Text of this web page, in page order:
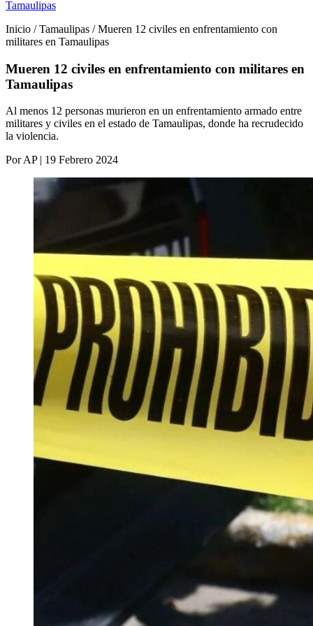
Tamaulipas
Inicio / Tamaulipas / Mueren 12 civiles en enfrentamiento con
militares en Tamaulipas
Mueren 12 civiles en enfrentamiento con militares en
Tamaulipas
Al menos 12 personas murieron en un enfrentamiento armado entre
militares y civiles en el estado de Tamaulipas, donde ha recrudecido
la violencia.
Por AP | 19 Febrero 2024